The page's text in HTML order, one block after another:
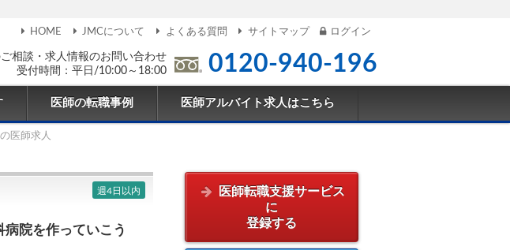
相談・求人情報のお問い合わせ
受付時間：平日/10:00～18:00
0120-940-196
HOME JMCについて よくある質問 サイトマップ ログイン
医師の転職事例 医師アルバイト求人はこちら
医師求人
週4日以内
院を作っていこう
医師転職支援サービス
に
登録する